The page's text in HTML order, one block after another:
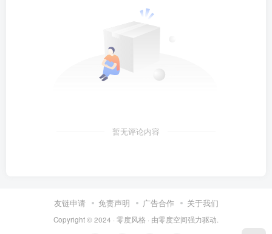
暂无评论内容
友链申请 免责声明 广告合作 关于我们
Copyright © 2024 · 零度风格 · 由零度空间强力驱动.